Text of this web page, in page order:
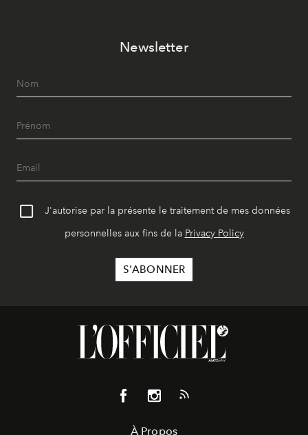
Newsletter
J'autorise par la présente le traitement de mes données
personnelles aux fins de la Privacy Policy
À Propos